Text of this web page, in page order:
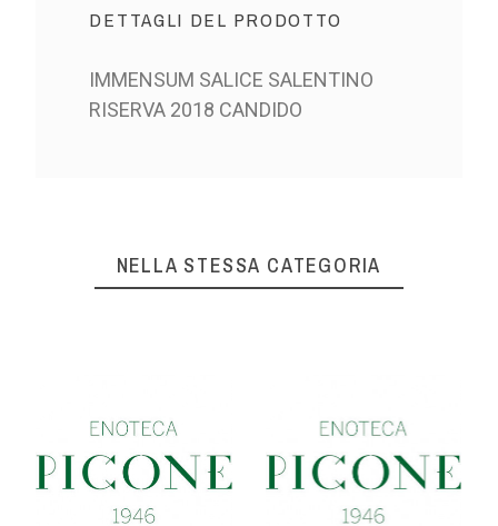
DETTAGLI DEL PRODOTTO
IMMENSUM SALICE SALENTINO
RISERVA 2018 CANDIDO
NELLA STESSA CATEGORIA